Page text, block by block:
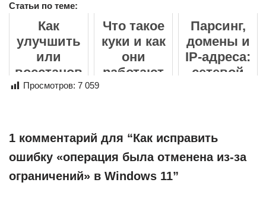
Статьи по теме:
Как
улучшить
или
восстанов
ить фото
кадров до
семейных
архивов
Что такое
куки и как
они
работают
Парсинг,
домены и
IP-адреса:
сетевой
Просмотров: 7 059
1 комментарий для “Как исправить
ошибку «операция была отменена из-за
ограничений» в Windows 11”